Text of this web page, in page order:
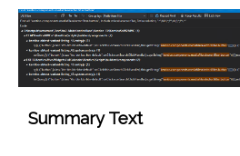
Summary Text